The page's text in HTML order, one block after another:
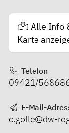
Alle Info
Karte
Telefon
09421/
E-Mail-
c.golle@dw-